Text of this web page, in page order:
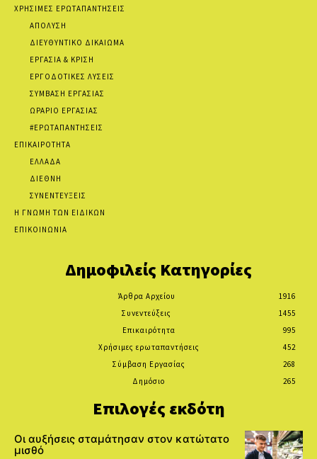
ΧΡΗΣΙΜΕΣ ΕΡΩΤΑΠΑΝΤΗΣΕΙΣ
ΑΠΟΛΥΣΗ
ΔΙΕΥΘΥΝΤΙΚΟ ΔΙΚΑΙΩΜΑ
ΕΡΓΑΣΙΑ & ΚΡΙΣΗ
ΕΡΓΟΔΟΤΙΚΕΣ ΛΥΣΕΙΣ
ΣΥΜΒΑΣΗ ΕΡΓΑΣΙΑΣ
ΩΡΑΡΙΟ ΕΡΓΑΣΙΑΣ
#ΕΡΩΤΑΠΑΝΤΗΣΕΙΣ
ΕΠΙΚΑΙΡΟΤΗΤΑ
ΕΛΛΑΔΑ
ΔΙΕΘΝΗ
ΣΥΝΕΝΤΕΥΞΕΙΣ
Η ΓΝΩΜΗ ΤΩΝ ΕΙΔΙΚΩΝ
ΕΠΙΚΟΙΝΩΝΙΑ
Δημοφιλείς Κατηγορίες
Άρθρα Αρχείου
1916
Συνεντεύξεις
1455
Επικαιρότητα
995
Χρήσιμες ερωταπαντήσεις
452
Σύμβαση Εργασίας
268
Δημόσιο
265
Επιλογές εκδότη
Οι αυξήσεις σταμάτησαν στον κατώτατο
μισθό